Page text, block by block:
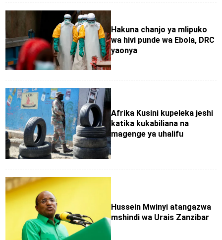
Hakuna chanjo ya mlipuko
wa hivi punde wa Ebola, DRC
yaonya
Afrika Kusini kupeleka jeshi
katika kukabiliana na
magenge ya uhalifu
Hussein Mwinyi atangazwa
mshindi wa Urais Zanzibar